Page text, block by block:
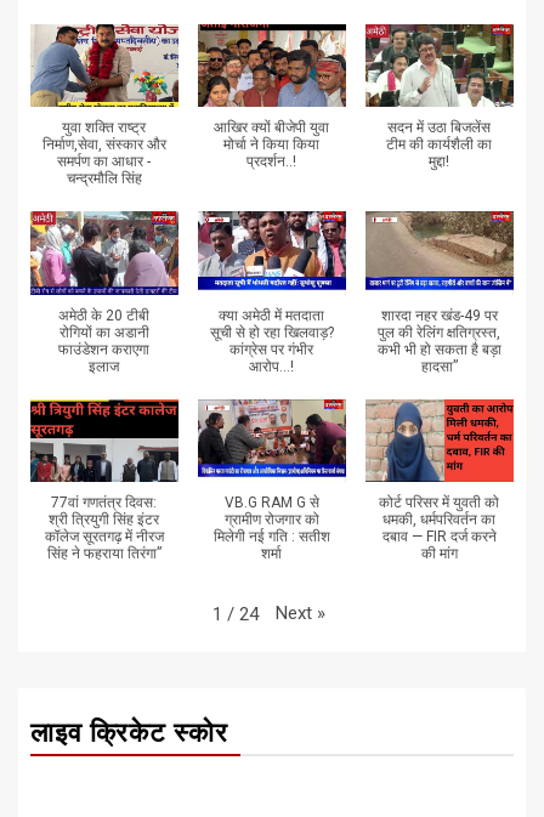
युवा शक्ति राष्ट्र
निर्माण,सेवा, संस्कार और
समर्पण का आधार -
चन्द्रमौलि सिंह
आखिर क्यों बीजेपी युवा
मोर्चा ने किया किया
प्रदर्शन..!
सदन में उठा बिजलेंस
टीम की कार्यशैली का
मुद्दा!
अमेठी के 20 टीबी
रोगियों का अडानी
फाउंडेशन कराएगा
इलाज
क्या अमेठी में मतदाता
सूची से हो रहा खिलवाड़?
कांग्रेस पर गंभीर
आरोप...!
शारदा नहर खंड-49 पर
पुल की रेलिंग क्षतिग्रस्त,
कभी भी हो सकता है बड़ा
हादसा”
77वां गणतंत्र दिवस:
श्री त्रियुगी सिंह इंटर
कॉलेज सूरतगढ़ में नीरज
सिंह ने फहराया तिरंगा”
VB.G RAM G से
ग्रामीण रोजगार को
मिलेगी नई गति : सतीश
शर्मा
कोर्ट परिसर में युवती को
धमकी, धर्मपरिवर्तन का
दबाव — FIR दर्ज करने
की मांग
1 / 24 Next »
लाइव क्रिकेट स्कोर